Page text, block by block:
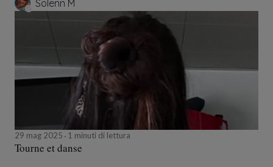
Solenn M
29 mag 2025 1 minuti di lettura
Tourne et danse